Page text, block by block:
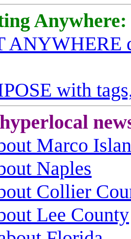
Anywhere:
ANYWHERE
with
Marco
Naples
Collier
Lee County